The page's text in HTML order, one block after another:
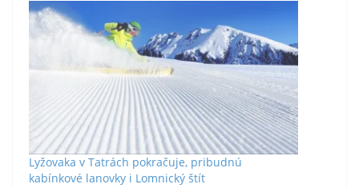
Lyžovaka v Tatrách pokračuje, pribudnú
kabínkové lanovky i Lomnický štít